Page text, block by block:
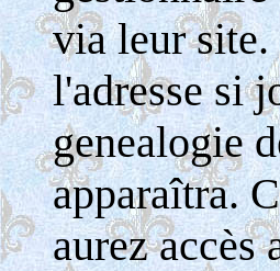
via leur
l'adresse si
genealogie
apparaîtra.
aurez accès